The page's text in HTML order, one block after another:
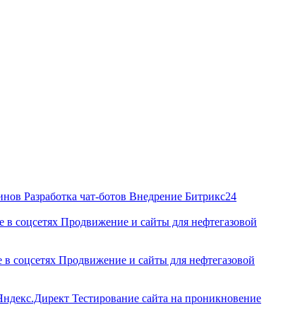
Разработка чат‑ботов Внедрение Битрикс24
соцсетях Продвижение и сайты для нефтегазовой
соцсетях Продвижение и сайты для нефтегазовой
Тестирование сайта на проникновение